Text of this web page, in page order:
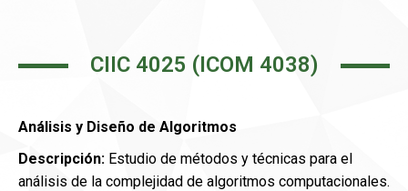
CIIC 4025 (ICOM 4038)
Análisis y Diseño de Algoritmos
Descripción: Estudio de métodos y técnicas para el
análisis de la complejidad de algoritmos computacionales.